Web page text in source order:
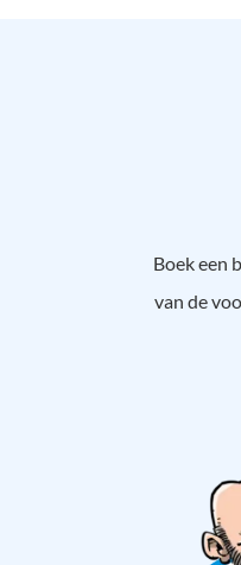
Boek een
van de